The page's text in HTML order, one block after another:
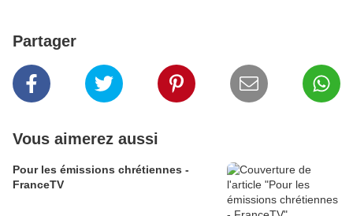
Partager
Vous aimerez aussi
Pour les émissions chrétiennes -
FranceTV